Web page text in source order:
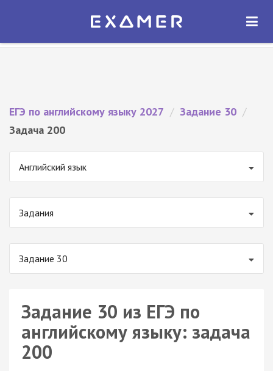
Экзамер — ЕГЭ 2027
ОТКРЫТЬ
ЕГЭ по английскому языку 2027 / Задание 30 /
Задача 200
Английский язык
Задания
Задание 30
Задание 30 из ЕГЭ по
английскому языку: задача
200